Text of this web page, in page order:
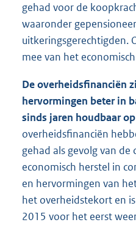
gehad voor de
waaronder
uitkeringsgerechtigden.
mee van het
De overheidsfinanciën
hervormingen beter in
sinds jaren houdbaar
overheidsfinanciën
gehad als gevolg van
economisch herstel in
en hervormingen van
het overheidstekort en
2015 voor het eerst